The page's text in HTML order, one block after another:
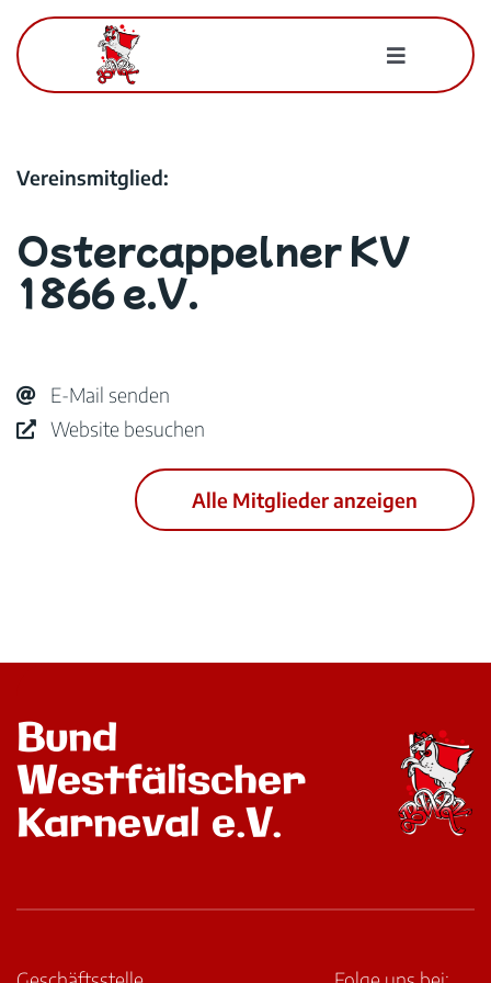
Zum
Inhalt
springen
Toggle
Der BWK
Kontakt
Vereinsmitglied:
Ostercappelner KV
1866 e.V.
E-Mail senden
Website besuchen
Alle Mitglieder anzeigen
Bund
Westfälischer
Karneval e.V.